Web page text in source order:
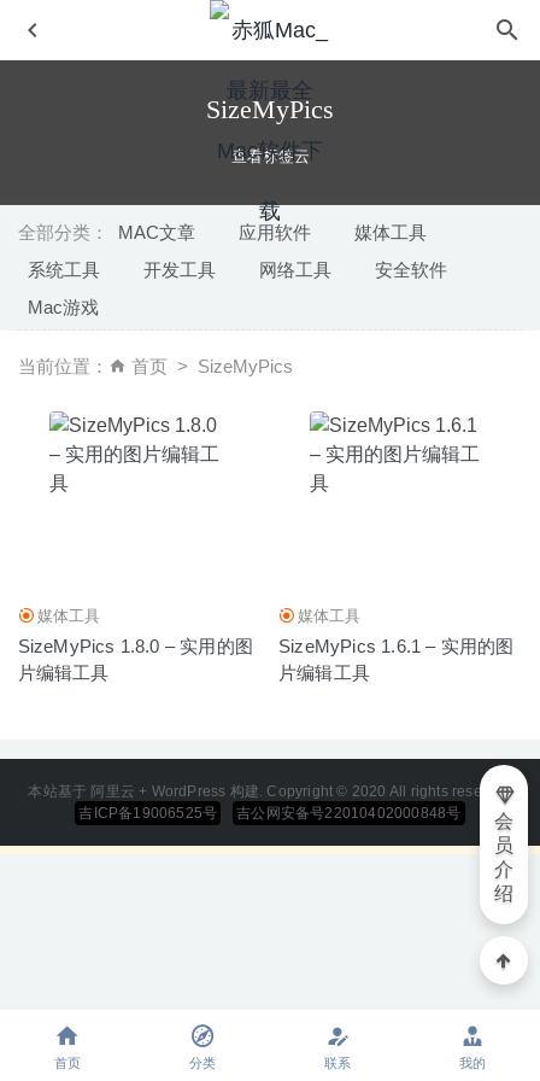
SizeMyPics
查看标签云
全部分类： MAC文章 应用软件
媒体工具
系统工具
开发工具 网络工具
安全软件
Mac游戏
当前位置： 首页 SizeMyPics
媒体工具
SizeMyPics 1.8.0 – 实用的图
片编辑工具
媒体工具
SizeMyPics 1.6.1 – 实用的图
片编辑工具
本站基于 阿里云 + WordPress 构建. Copyright © 2020 All rights reserved
吉ICP备19006525号
吉公网安备号22010402000848号
会
员
介
绍
备份工具
Capto 1.2.18 – 轻量级屏幕截图录像工具
17
Glyphs 2.6.5 (1308) for Mac中文版-字体设计编辑工具
2020-03-27
首页 分类 联系 我的